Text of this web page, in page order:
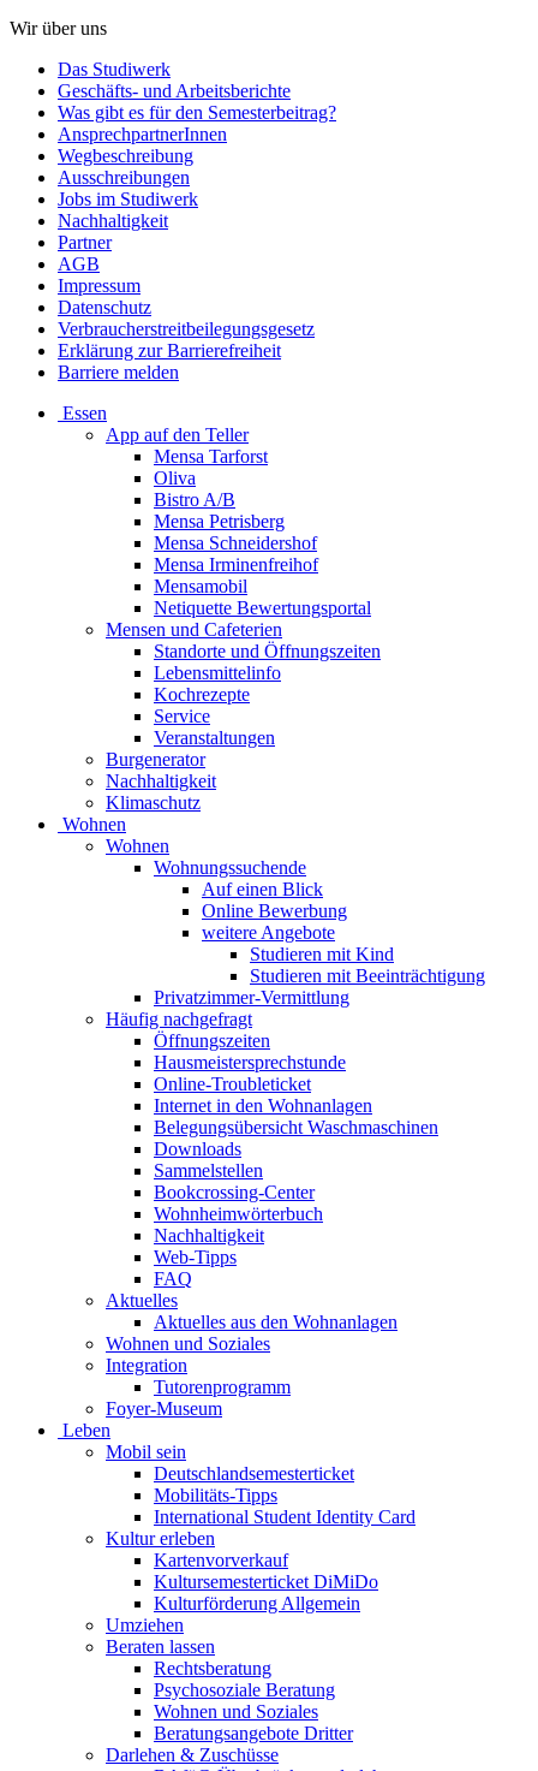
Wir über uns
Das Studiwerk
Geschäfts- und Arbeitsberichte
Was gibt es für den Semesterbeitrag?
AnsprechpartnerInnen
Wegbeschreibung
Ausschreibungen
Jobs im Studiwerk
Nachhaltigkeit
Partner
AGB
Impressum
Datenschutz
Verbraucherstreitbeilegungsgesetz
Erklärung zur Barrierefreiheit
Barriere melden
Essen
App auf den Teller
Mensa Tarforst
Oliva
Bistro A/B
Mensa Petrisberg
Mensa Schneidershof
Mensa Irminenfreihof
Mensamobil
Netiquette Bewertungsportal
Mensen und Cafeterien
Standorte und Öffnungszeiten
Lebensmittelinfo
Kochrezepte
Service
Veranstaltungen
Burgenerator
Nachhaltigkeit
Klimaschutz
Wohnen
Wohnen
Wohnungssuchende
Auf einen Blick
Online Bewerbung
weitere Angebote
Studieren mit Kind
Studieren mit Beeinträchtigung
Privatzimmer-Vermittlung
Häufig nachgefragt
Öffnungszeiten
Hausmeistersprechstunde
Online-Troubleticket
Internet in den Wohnanlagen
Belegungsübersicht Waschmaschinen
Downloads
Sammelstellen
Bookcrossing-Center
Wohnheimwörterbuch
Nachhaltigkeit
Web-Tipps
FAQ
Aktuelles
Aktuelles aus den Wohnanlagen
Wohnen und Soziales
Integration
Tutorenprogramm
Foyer-Museum
Leben
Mobil sein
Deutschlandsemesterticket
Mobilitäts-Tipps
International Student Identity Card
Kultur erleben
Kartenvorverkauf
Kultursemesterticket DiMiDo
Kulturförderung Allgemein
Umziehen
Beraten lassen
Rechtsberatung
Psychosoziale Beratung
Wohnen und Soziales
Beratungsangebote Dritter
Darlehen & Zuschüsse